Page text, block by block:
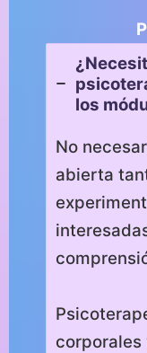
los
No
abierta